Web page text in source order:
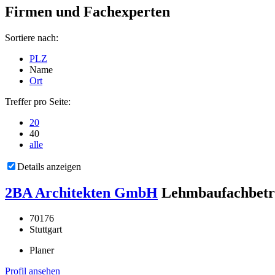
Firmen und Fachexperten
Sortiere nach:
PLZ
Name
Ort
Treffer pro Seite:
20
40
alle
Details anzeigen
2BA Architekten GmbH
70176
Stuttgart
Planer
Profil ansehen